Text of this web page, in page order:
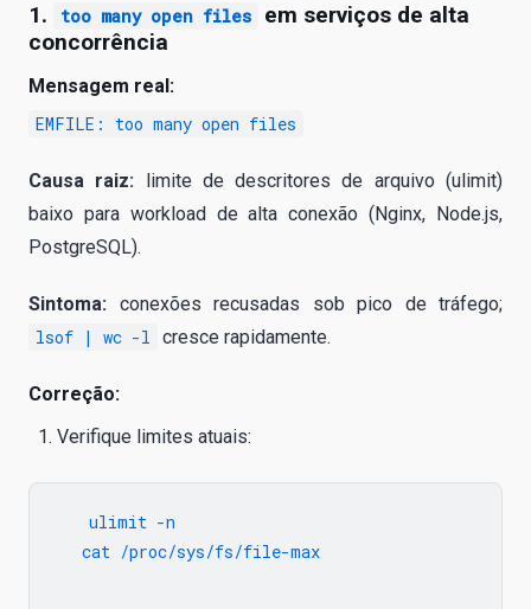
1. too many open files
em serviços de alta
concorrência
Mensagem real:
EMFILE: too many open files
Causa raiz: limite de descritores de arquivo (ulimit)
baixo para workload de alta conexão (Nginx, Node.js,
PostgreSQL).
Sintoma: conexões recusadas sob pico de tráfego;
lsof | wc -l cresce rapidamente.
Correção:
Verifique limites atuais:
   ulimit -n
   cat /proc/sys/fs/file-max